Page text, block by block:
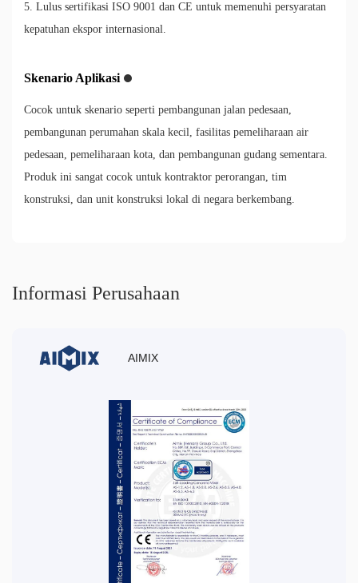
5. Lulus sertifikasi ISO 9001 dan CE untuk memenuhi persyaratan
kepatuhan ekspor internasional.
Skenario Aplikasi
Cocok untuk skenario seperti pembangunan jalan pedesaan,
pembangunan perumahan skala kecil, fasilitas pemeliharaan air
pedesaan, pemeliharaan kota, dan pembangunan gudang sementara.
Produk ini sangat cocok untuk kontraktor perorangan, tim
konstruksi, dan unit konstruksi lokal di negara berkembang.
Informasi Perusahaan
AIMIX